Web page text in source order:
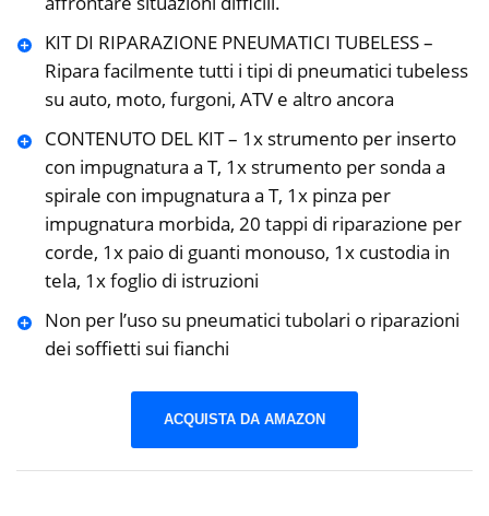
KIT DI RIPARAZIONE PNEUMATICI TUBELESS –
Ripara facilmente tutti i tipi di pneumatici tubeless
su auto, moto, furgoni, ATV e altro ancora
CONTENUTO DEL KIT – 1x strumento per inserto
con impugnatura a T, 1x strumento per sonda a
spirale con impugnatura a T, 1x pinza per
impugnatura morbida, 20 tappi di riparazione per
corde, 1x paio di guanti monouso, 1x custodia in
tela, 1x foglio di istruzioni
Non per l’uso su pneumatici tubolari o riparazioni
dei soffietti sui fianchi
ACQUISTA DA AMAZON